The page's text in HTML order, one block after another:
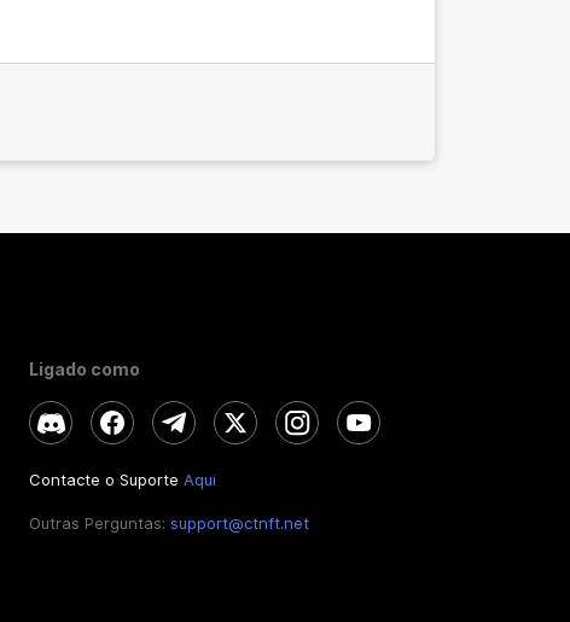
Ligado como
Contacte o Suporte Aqui
Outras Perguntas: support@ctnft.net